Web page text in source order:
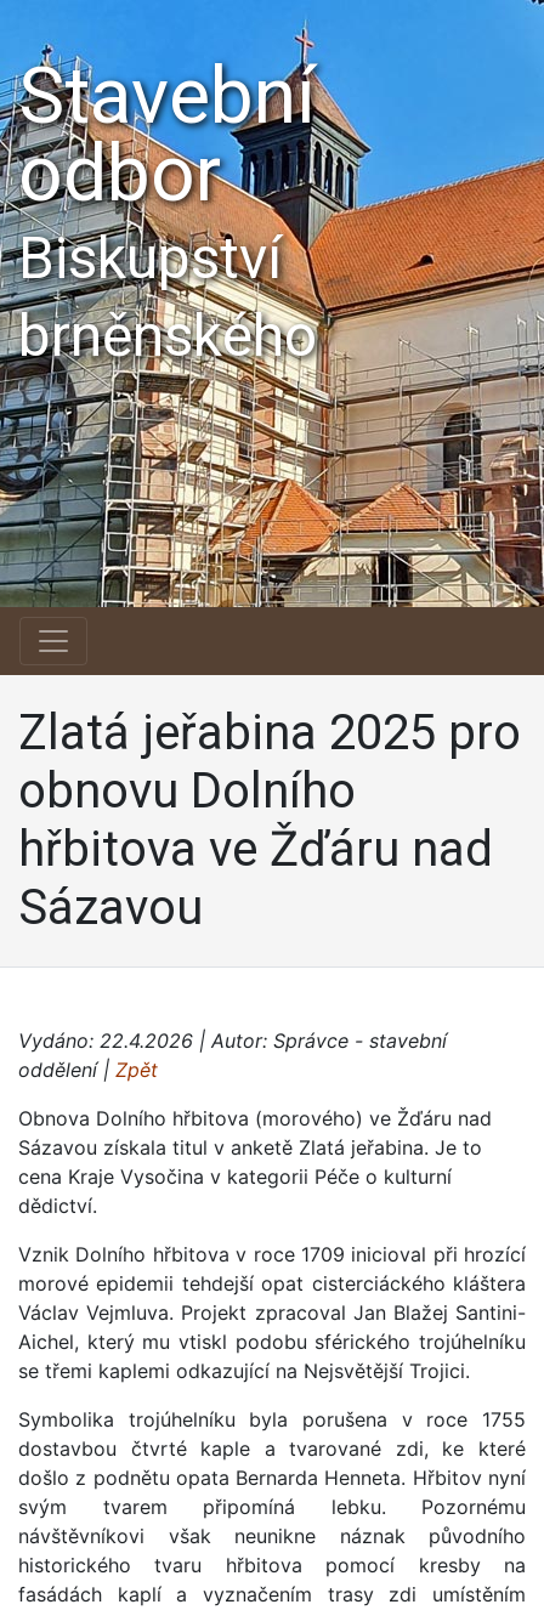
Stavební
odbor
Biskupství
brněnského
Zlatá jeřabina 2025 pro
obnovu Dolního
hřbitova ve Žďáru nad
Sázavou
Vydáno: 22.4.2026 | Autor: Správce - stavební
oddělení | Zpět
Obnova Dolního hřbitova (morového) ve Žďáru nad
Sázavou získala titul v anketě Zlatá jeřabina. Je to
cena Kraje Vysočina v kategorii Péče o kulturní
dědictví.
Vznik Dolního hřbitova v roce 1709 inicioval při hrozící
morové epidemii tehdejší opat cisterciáckého kláštera
Václav Vejmluva. Projekt zpracoval Jan Blažej Santini-
Aichel, který mu vtiskl podobu sférického trojúhelníku
se třemi kaplemi odkazující na Nejsvětější Trojici.
Symbolika trojúhelníku byla porušena v roce 1755
dostavbou čtvrté kaple a tvarované zdi, ke které
došlo z podnětu opata Bernarda Henneta. Hřbitov nyní
svým tvarem připomíná lebku. Pozornému
návštěvníkovi však neunikne náznak původního
historického tvaru hřbitova pomocí kresby na
fasádách kaplí a vyznačením trasy zdi umístěním